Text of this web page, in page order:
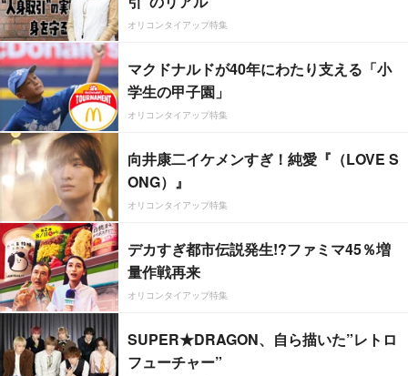
オリコンタイアップ特集
マクドナルドが40年にわたり支える「小
学生の甲子園」
オリコンタイアップ特集
向井康二イケメンすぎ！純愛『（LOVE S
ONG）』
オリコンタイアップ特集
デカすぎ都市伝説発生!?ファミマ45％増
量作戦再来
オリコンタイアップ特集
SUPER★DRAGON、自ら描いた”レトロ
フューチャー”